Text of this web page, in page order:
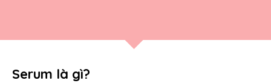
Serum là gì?